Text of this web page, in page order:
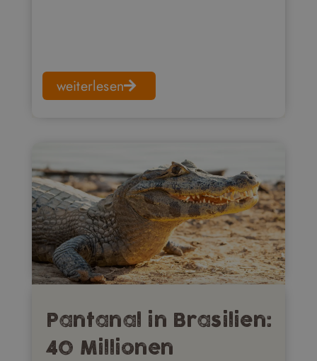
weiterlesen
Pantanal in Brasilien:
40 Millionen